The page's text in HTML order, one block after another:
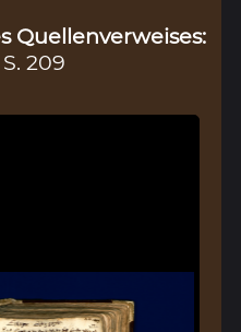
Quellenverweises:
209